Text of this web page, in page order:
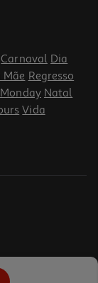
Carnaval Dia
Mãe Regresso
Natal
Vida